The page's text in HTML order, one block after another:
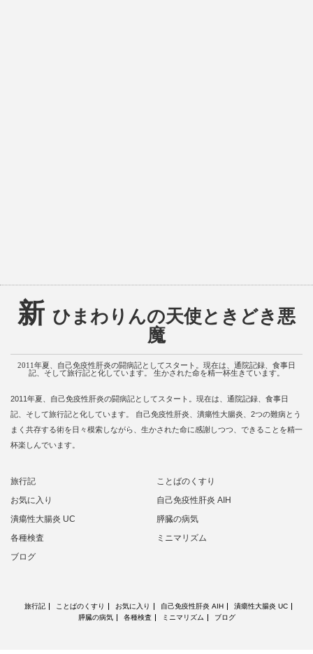
新 ひまわりんの天使ときどき悪
魔
2011年夏、自己免疫性肝炎の闘病記としてスタート。現在は、通院記録、食事日
記、そして旅行記と化しています。 生かされた命を精一杯生きています。
2011年夏、自己免疫性肝炎の闘病記としてスタート。現在は、通院記録、食事日
記、そして旅行記と化しています。 自己免疫性肝炎、潰瘍性大腸炎、2つの難病とう
まく共存する術を日々模索しながら、生かされた命に感謝しつつ、できることを精一
杯楽しんでいます。
旅行記
ことばのくすり
お気に入り
自己免疫性肝炎 AIH
潰瘍性大腸炎 UC
膵臓の病気
各種検査
ミニマリズム
ブログ
旅行記 ことばのくすり お気に入り 自己免疫性肝炎 AIH
潰瘍性大腸炎 UC
膵臓の病気
各種検査 ミニマリズム ブログ